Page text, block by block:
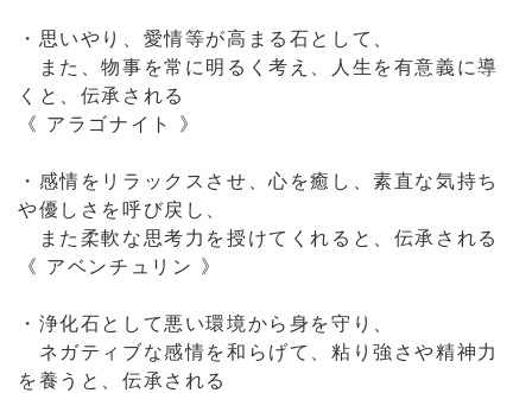
・思いやり、愛情等が高まる石として、
また、物事を常に明るく考え、人生を有意義に導
くと、伝承される
《 アラゴナイト 》
・感情をリラックスさせ、心を癒し、素直な気持ち
や優しさを呼び戻し、
また柔軟な思考力を授けてくれると、伝承される
《 アベンチュリン 》
・浄化石として悪い環境から身を守り、
ネガティブな感情を和らげて、粘り強さや精神力
を養うと、伝承される